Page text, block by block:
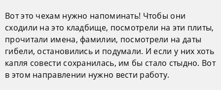
Вот это чехам нужно напоминать! Чтобы они
сходили на это кладбище, посмотрели на эти плиты,
прочитали имена, фамилии, посмотрели на даты
гибели, остановились и подумали. И если у них хоть
капля совести сохранилась, им бы стало стыдно. Вот
в этом направлении нужно вести работу.